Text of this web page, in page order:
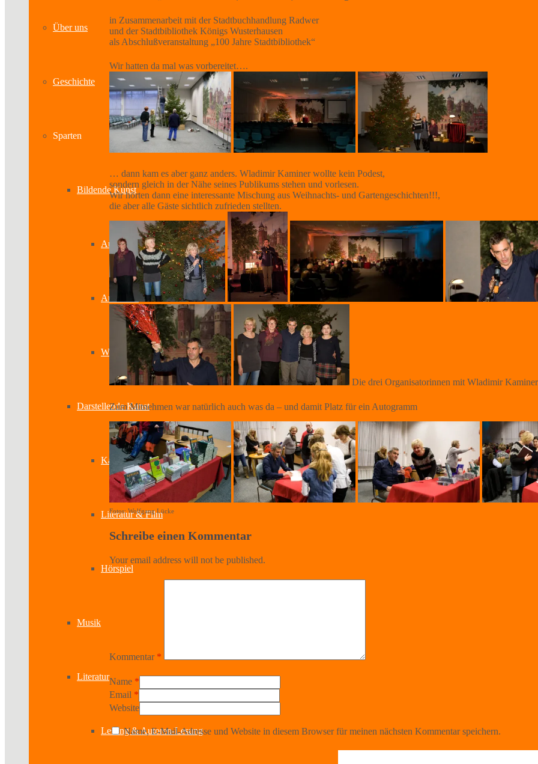
Über uns
Geschichte
Sparten
Bildende Kunst
Ausstellungen
Aussteller
Workshops
Darstellende Kunst
Kabinetttheater
Literatur & Film
Hörspiel
Musik
Literatur
Lesung & Autoren-Lesung
in Zusammenarbeit mit der Stadtbuchhandlung Radwer
und der Stadtbibliothek Königs Wusterhausen
als Abschlußveranstaltung „100 Jahre Stadtbibliothek“
Wir hatten da mal was vorbereitet….
… dann kam es aber ganz anders. Wladimir Kaminer wollte kein Podest,
sondern gleich in der Nähe seines Publikums stehen und vorlesen.
Wir hörten dann eine interessante Mischung aus Weihnachts- und Gartengeschichten!!!,
die aber alle Gäste sichtlich zufrieden stellten.
Die drei Organisatorinnen mit Wladimir
Zum Mitnehmen war natürlich auch was da – und damit Platz für ein Autogramm
Fotos: Wolfgang Lücke
Schreibe einen Kommentar
Your email address will not be published.
Kommentar *
Name *
Email *
Website
Name, E-Mail-Adresse und Website in diesem Browser für meinen nächsten Kommentar speichern.